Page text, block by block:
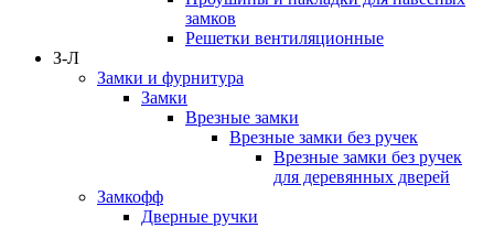
замков
Решетки вентиляционные
З-Л
Замки и фурнитура
Замки
Врезные замки
Врезные замки без ручек
Врезные замки без ручек
для деревянных дверей
Замкофф
Дверные ручки